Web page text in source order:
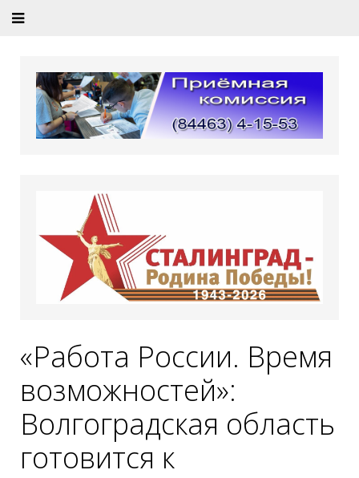
«Работа России. Время
возможностей»:
Волгоградская область
готовится к